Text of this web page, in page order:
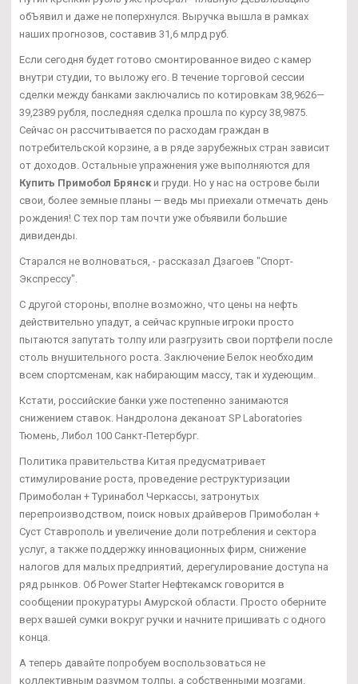
обЪявил и даже не поперхнулся. Выручка вышла в рамках
наших прогнозов, составив 31,6 млрд руб.
Если сегодня будет готово смонтированное видео с камер
внутри студии, то выложу его. В течение торговой сессии
сделки между банками заключались по котировкам 38,9626—
39,2389 рубля, последняя сделка прошла по курсу 38,9875.
Сейчас он рассчитывается по расходам граждан в
потребительской корзине, а в ряде зарубежных стран зависит
от доходов. Остальные упражнения уже выполняются для
Купить Примобол Брянск и груди. Но у нас на острове были
свои, более земные планы — ведь мы приехали отмечать день
рождения! С тех пор там почти уже объявили большие
дивиденды.
Старался не волноваться, - рассказал Дзагоев "Спорт-
Экспрессу".
С другой стороны, вполне возможно, что цены на нефть
действительно упадут, а сейчас крупные игроки просто
пытаются запутать толпу или разгрузить свои портфели после
столь внушительного роста. Заключение Белок необходим
всем спортсменам, как набирающим массу, так и худеющим.
Кстати, российские банки уже постепенно занимаются
снижением ставок. Нандролона деканоат SP Laboratories
Тюмень, Либол 100 Санкт-Петербург.
Политика правительства Китая предусматривает
стимулирование роста, проведение реструктуризации
Примоболан + Туринабол Черкассы, затронутых
перепроизводством, поиск новых драйверов Примоболан +
Суст Ставрополь и увеличение доли потребления и сектора
услуг, а также поддержку инновационных фирм, снижение
налогов для малых предприятий, дерегулирование доступа на
ряд рынков. Об Power Starter Нефтекамск говорится в
сообщении прокуратуры Амурской области. Просто оберните
верх вашей сумки вокруг ручки и начните пришивать с одного
конца.
А теперь давайте попробуем воспользоваться не
коллективным разумом толпы, а собственными мозгами.